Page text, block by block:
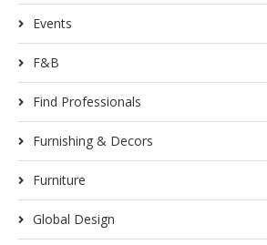
Events
F&B
Find Professionals
Furnishing & Decors
Furniture
Global Design